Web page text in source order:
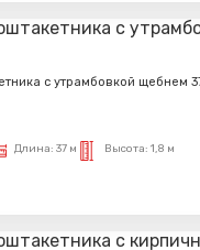
с утрамбовкой щебнем
Длина: 37 м Высота: 1,8 м